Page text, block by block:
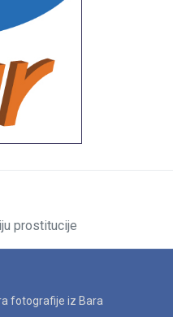
prostitucije
fotografije iz Bara